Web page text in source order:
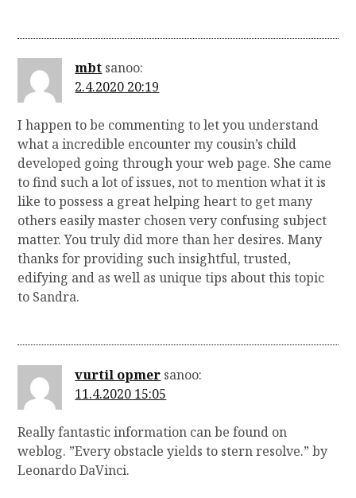
mbt sanoo:
2.4.2020 20:19
I happen to be commenting to let you understand
what a incredible encounter my cousin’s child
developed going through your web page. She came
to find such a lot of issues, not to mention what it is
like to possess a great helping heart to get many
others easily master chosen very confusing subject
matter. You truly did more than her desires. Many
thanks for providing such insightful, trusted,
edifying and as well as unique tips about this topic
to Sandra.
vurtil opmer sanoo:
11.4.2020 15:05
Really fantastic information can be found on
weblog. ”Every obstacle yields to stern resolve.” by
Leonardo DaVinci.